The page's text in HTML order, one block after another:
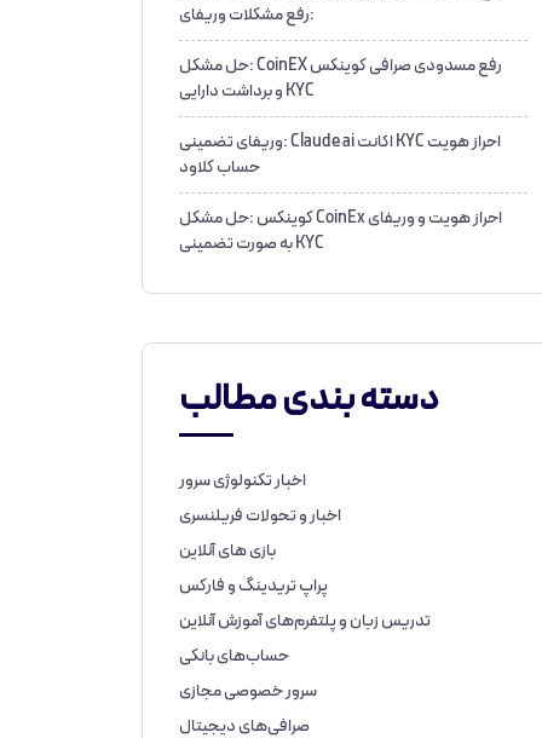
:رفع مشکلات وریفای
رفع مسدودی صرافی کوینکس CoinEX :حل مشکل
KYC و برداشت دارایی
احراز هویت KYC اکانت Claude ai :وریفای تضمینی
حساب کلاود
احراز هویت و وریفای CoinEx کوینکس :حل مشکل
KYC به صورت تضمینی
دسته بندی مطالب
اخبار تکنولوژی سرور
اخبار و تحولات فریلنسری
بازی های آنلاین
پراپ تریدینگ و فارکس
تدریس زبان و پلتفرم‌های آموزش آنلاین
حساب‌های بانکی
سرور خصوصی مجازی
صرافی‌های دیجیتال